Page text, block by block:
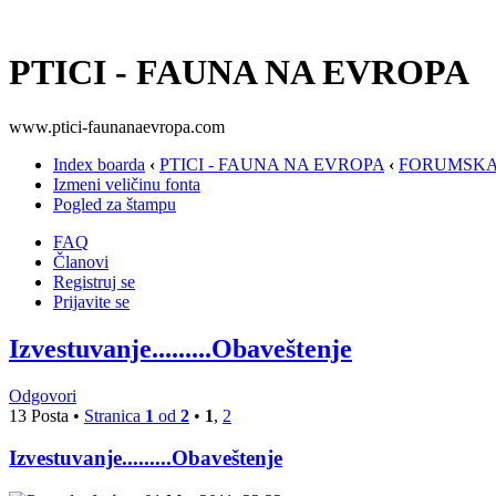
PTICI - FAUNA NA EVROPA
www.ptici-faunanaevropa.com
Index boarda ‹ PTICI - FAUNA NA EVROPA ‹
Izmeni veličinu fonta
Pogled za štampu
FAQ
Članovi
Registruj se
Prijavite se
Izvestuvanje.........Obaveštenje
Odgovori
13 Posta • Stranica 1 od 2 • 1, 2
Izvestuvanje.........Obaveštenje